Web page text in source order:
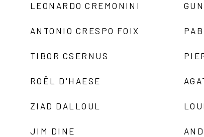
LEONARDO CREMONINI
ANTONIO CRESPO FOIX
TIBOR CSERNUS
ROËL D'HAESE
ZIAD DALLOUL
JIM DINE